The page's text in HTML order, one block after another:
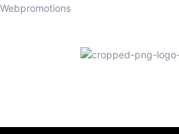
Webpromotions